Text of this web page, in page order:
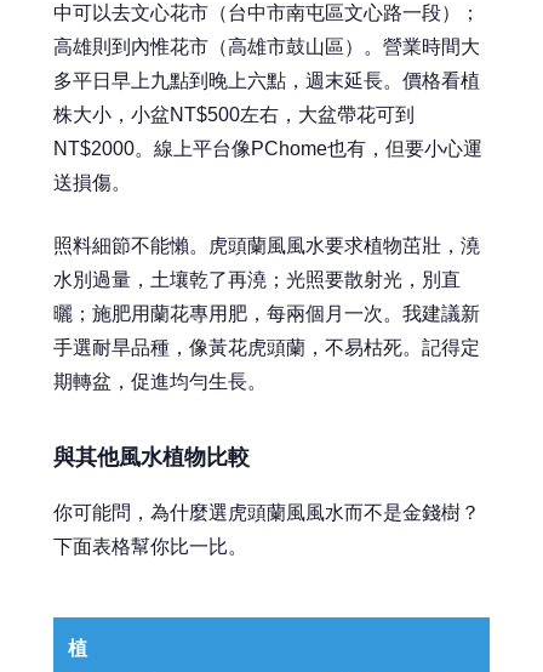
中可以去文心花市（台中市南屯區文心路一段）；
高雄則到內惟花市（高雄市鼓山區）。營業時間大
多平日早上九點到晚上六點，週末延長。價格看植
株大小，小盆NT$500左右，大盆帶花可到
NT$2000。線上平台像PChome也有，但要小心運
送損傷。
照料細節不能懶。虎頭蘭風風水要求植物茁壯，澆
水別過量，土壤乾了再澆；光照要散射光，別直
曬；施肥用蘭花專用肥，每兩個月一次。我建議新
手選耐旱品種，像黃花虎頭蘭，不易枯死。記得定
期轉盆，促進均勻生長。
與其他風水植物比較
你可能問，為什麼選虎頭蘭風風水而不是金錢樹？
下面表格幫你比一比。
植